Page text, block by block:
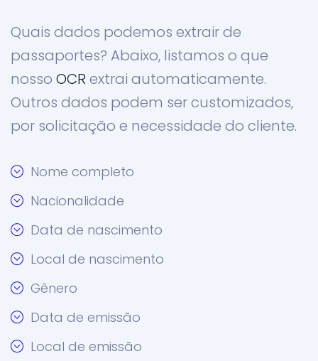
Quais dados podemos extrair de
passaportes? Abaixo, listamos o que
nosso OCR extrai automaticamente.
Outros dados podem ser customizados,
por solicitação e necessidade do cliente.
Nome completo
Nacionalidade
Data de nascimento
Local de nascimento
Gênero
Data de emissão
Local de emissão